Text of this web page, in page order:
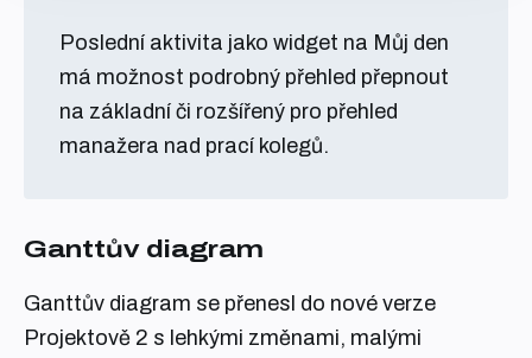
Poslední aktivita jako widget na Můj den
má možnost podrobný přehled přepnout
na základní či rozšířený pro přehled
manažera nad prací kolegů.
Ganttův diagram
Ganttův diagram se přenesl do nové verze
Projektově 2 s lehkými změnami, malými